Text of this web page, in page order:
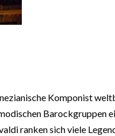
Komponist
ranken sich viele